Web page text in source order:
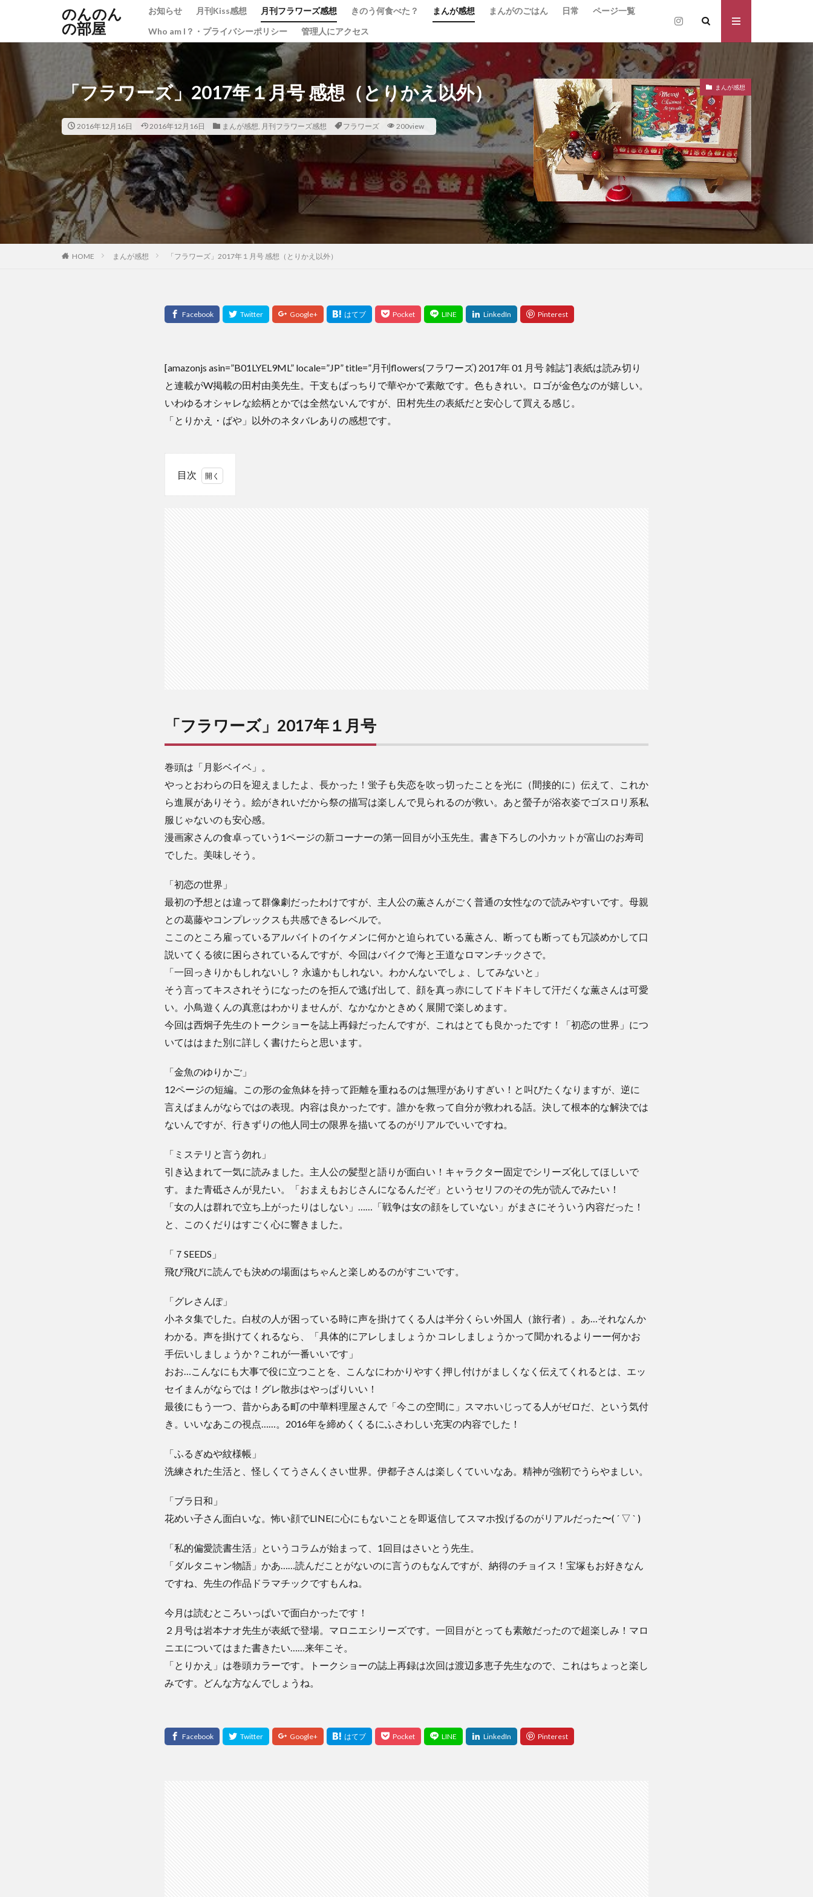
のんのん
の部屋
お知らせ 月刊Kiss感想 月刊フラワーズ感想 きのう何食べた？ まんが感想 まんがのごはん 日常
ページ一覧
Who am I？・プライバシーポリシー
管理人にアクセス
「フラワーズ」2017年１月号 感想（とりかえ以外）
2016年12月16日 2016年12月16日 まんが感想, 月刊フラワーズ感想 フラワーズ 200view
まんが感想
HOME まんが感想 「フラワーズ」2017年１月号 感想（とりかえ以外）
[amazonjs asin=”B01LYEL9ML” locale=”JP” title=”月刊flowers(フラワーズ) 2017年 01 月号 雑誌”] 表紙は読み切り
と連載がW掲載の田村由美先生。干支もばっちりで華やかで素敵です。色もきれい。ロゴが金色なのが嬉しい。
いわゆるオシャレな絵柄とかでは全然ないんですが、田村先生の表紙だと安心して買える感じ。
「とりかえ・ばや」以外のネタバレありの感想です。
目次
「フラワーズ」2017年１月号
巻頭は「月影ベイベ」。
やっとおわらの日を迎えましたよ、長かった！蛍子も失恋を吹っ切ったことを光に（間接的に）伝えて、これか
ら進展がありそう。絵がきれいだから祭の描写は楽しんで見られるのが救い。あと螢子が浴衣姿でゴスロリ系私
服じゃないのも安心感。
漫画家さんの食卓っていう1ページの新コーナーの第一回目が小玉先生。書き下ろしの小カットが富山のお寿司
でした。美味しそう。
「初恋の世界」
最初の予想とは違って群像劇だったわけですが、主人公の薫さんがごく普通の女性なので読みやすいです。母親
との葛藤やコンプレックスも共感できるレベルで。
ここのところ雇っているアルバイトのイケメンに何かと迫られている薫さん、断っても断っても冗談めかして口
説いてくる彼に困らされているんですが、今回はバイクで海と王道なロマンチックさで。
「一回っきりかもしれないし？ 永遠かもしれない。わかんないでしょ、してみないと」
そう言ってキスされそうになったのを拒んで逃げ出して、顔を真っ赤にしてドキドキして汗だくな薫さんは可愛
い。小鳥遊くんの真意はわかりませんが、なかなかときめく展開で楽しめます。
今回は西炯子先生のトークショーを誌上再録だったんですが、これはとても良かったです！「初恋の世界」につ
いてははまた別に詳しく書けたらと思います。
「金魚のゆりかご」
12ページの短編。この形の金魚鉢を持って距離を重ねるのは無理がありすぎい！と叫びたくなりますが、逆に
言えばまんがならではの表現。内容は良かったです。誰かを救って自分が救われる話。決して根本的な解決では
ないんですが、行きずりの他人同士の限界を描いてるのがリアルでいいですね。
「ミステリと言う勿れ」
引き込まれて一気に読みました。主人公の髪型と語りが面白い！キャラクター固定でシリーズ化してほしいで
す。また青砥さんが見たい。「おまえもおじさんになるんだぞ」というセリフのその先が読んでみたい！
「女の人は群れで立ち上がったりはしない」……「戦争は女の顔をしていない」がまさにそういう内容だった！
と、このくだりはすごく心に響きました。
「７SEEDS」
飛び飛びに読んでも決めの場面はちゃんと楽しめるのがすごいです。
「グレさんぽ」
小ネタ集でした。白杖の人が困っている時に声を掛けてくる人は半分くらい外国人（旅行者）。あ…それなんか
わかる。声を掛けてくれるなら、「具体的にアレしましょうか コレしましょうかって聞かれるよりーー何かお
手伝いしましょうか？これが一番いいです」
おお…こんなにも大事で役に立つことを、こんなにわかりやすく押し付けがましくなく伝えてくれるとは、エッ
セイまんがならでは！グレ散歩はやっぱりいい！
最後にもう一つ、昔からある町の中華料理屋さんで「今この空間に」スマホいじってる人がゼロだ、という気付
き。いいなあこの視点……。2016年を締めくくるにふさわしい充実の内容でした！
「ふるぎぬや紋様帳」
洗練された生活と、怪しくてうさんくさい世界。伊都子さんは楽しくていいなあ。精神が強靭でうらやましい。
「ブラ日和」
花めい子さん面白いな。怖い顔でLINEに心にもないことを即返信してスマホ投げるのがリアルだった〜( ´ ▽ ` )
「私的偏愛読書生活」というコラムが始まって、1回目はさいとう先生。
「ダルタニャン物語」かあ……読んだことがないのに言うのもなんですが、納得のチョイス！宝塚もお好きなん
ですね、先生の作品ドラマチックですもんね。
今月は読むところいっぱいで面白かったです！
２月号は岩本ナオ先生が表紙で登場。マロニエシリーズです。一回目がとっても素敵だったので超楽しみ！マロ
ニエについてはまた書きたい……来年こそ。
「とりかえ」は巻頭カラーです。トークショーの誌上再録は次回は渡辺多恵子先生なので、これはちょっと楽し
みです。どんな方なんでしょうね。